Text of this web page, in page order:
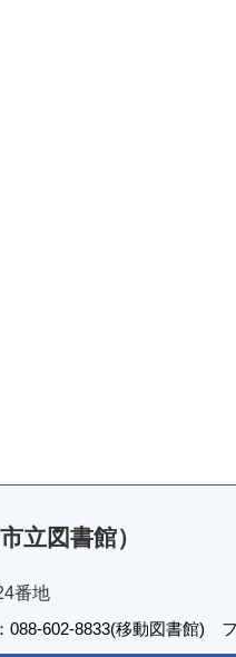
立図書館）
番地
602-8833(移動図書館)